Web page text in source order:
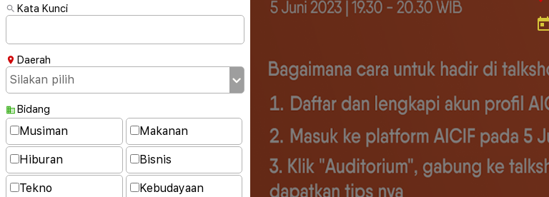
Kata Kunci
Daerah
Bidang
Musiman Makanan
Hiburan Bisnis
Tekno Kebudayaan